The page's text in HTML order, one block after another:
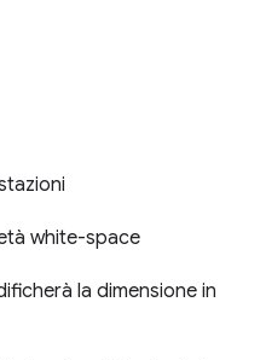
white-space
la dimensione in